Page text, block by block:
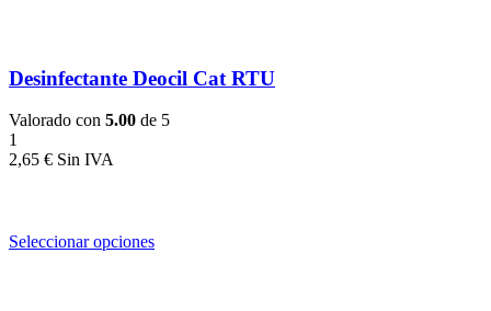
Desinfectante Deocil Cat RTU
Valorado con 5.00 de 5
1
2,65 €
Seleccionar opciones